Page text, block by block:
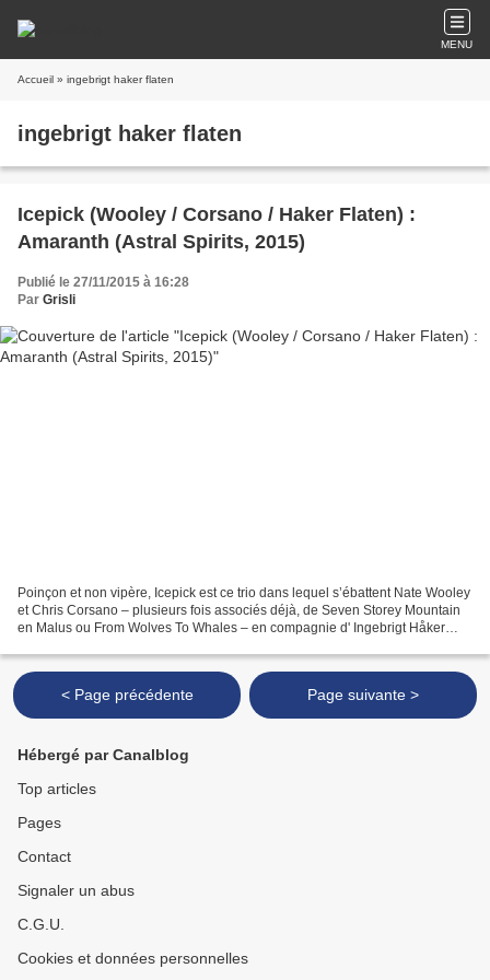
MENU
Accueil » ingebrigt haker flaten
ingebrigt haker flaten
Icepick (Wooley / Corsano / Haker Flaten) :
Amaranth (Astral Spirits, 2015)
Publié le 27/11/2015 à 16:28
Par Grisli
Poinçon et non vipère, Icepick est ce trio dans lequel s’ébattent Nate Wooley
et Chris Corsano – plusieurs fois associés déjà, de Seven Storey Mountain
en Malus ou From Wolves To Whales – en compagnie d' Ingebrigt Håker
< Page précédente Page suivante >
Hébergé par Canalblog
Top articles
Pages
Contact
Signaler un abus
C.G.U.
Cookies et données personnelles